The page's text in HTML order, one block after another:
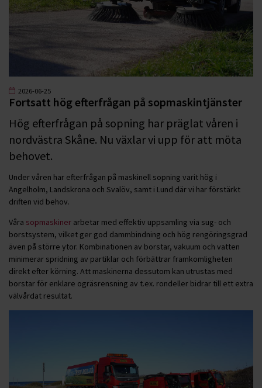
2026-06-25
Fortsatt hög efterfrågan på sopmaskintjänster
Hög efterfrågan på sopning har präglat våren i
nordvästra Skåne. Nu växlar vi upp för att möta
behovet.
Under våren har efterfrågan på maskinell sopning varit hög i
Ängelholm, Landskrona och Svalöv, samt i Lund där vi har förstärkt
driften vid behov.
Våra sopmaskiner arbetar med effektiv uppsamling via sug- och
borstsystem, vilket ger god dammbindning och hög rengöringsgrad
även på större ytor. Kombinationen av borstar, vakuum och vatten
minimerar spridning av partiklar och förbättrar framkomligheten
direkt efter körning. Att maskinerna dessutom kan utrustas med
borstar för enklare ogräsrensning av t.ex. rondeller bidrar till ett extra
välvårdat resultat.